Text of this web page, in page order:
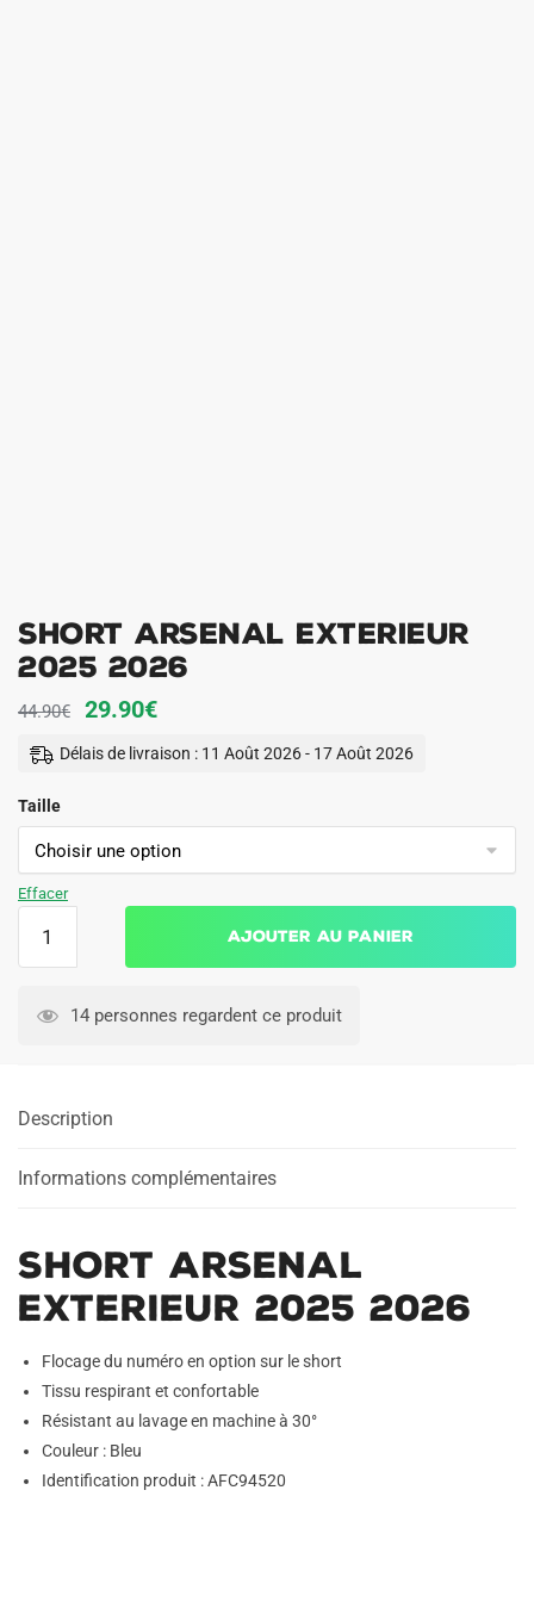
Short Arsenal Exterieur
2025 2026
44.90€
Le
prix
44.90€.
29.90€Le
prix
29.90€.
Délais de livraison : 11 Août 2026 - 17 Août 2026
Taille
Effacer
Arsenal
Ajouter au panier
14 personnes regardent ce produit
Description
Informations complémentaires
Short Arsenal
Exterieur 2025 2026
Flocage du numéro en option sur le short
Tissu respirant et confortable
Résistant au lavage en machine à 30°
Couleur : Bleu
Identification produit : AFC94520